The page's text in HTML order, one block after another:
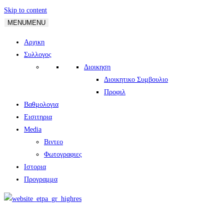
Skip to content
MENUMENU
Αρχικη
Συλλογος
Διοικηση
Διοικητικο Συμβουλιο
Προφιλ
Βαθμολογια
Εισιτηρια
Media
Βιντεο
Φωτογραφιες
Ιστορια
Πρoγραμμα